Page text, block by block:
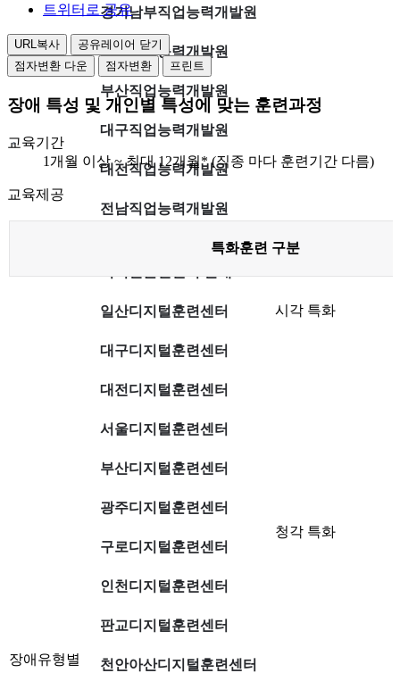
경기남부직업능력개발원
일산직업능력개발원
부산직업능력개발원
대구직업능력개발원
대전직업능력개발원
전남직업능력개발원
디지털훈련센터
일산디지털훈련센터
대구디지털훈련센터
대전디지털훈련센터
서울디지털훈련센터
부산디지털훈련센터
광주디지털훈련센터
구로디지털훈련센터
인천디지털훈련센터
판교디지털훈련센터
천안아산디지털훈련센터
트위터로 공유
URL복사
공유레이어 닫기
점자변환 다운
점자변환 프린트
장애 특성 및 개인별 특성에 맞는 훈련과정
교육기간
1개월 이상 ~ 최대 12개월* (직종 마다 훈련기간 다름)
교육제공
특화훈련 구분
장애유형별
시각 특화
청각 특화